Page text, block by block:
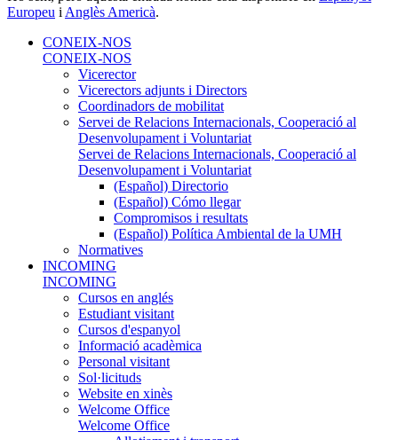
Europeu i Anglès Americà.
CONEIX-NOS
CONEIX-NOS
Vicerector
Vicerectors adjunts i Directors
Coordinadors de mobilitat
Servei de Relacions Internacionals, Cooperació al
Desenvolupament i Voluntariat
Servei de Relacions Internacionals, Cooperació al
Desenvolupament i Voluntariat
(Español) Directorio
(Español) Cómo llegar
Compromisos i resultats
(Español) Política Ambiental de la UMH
Normatives
INCOMING
INCOMING
Cursos en anglés
Estudiant visitant
Cursos d'espanyol
Informació acadèmica
Personal visitant
Sol·licituds
Website en xinès
Welcome Office
Welcome Office